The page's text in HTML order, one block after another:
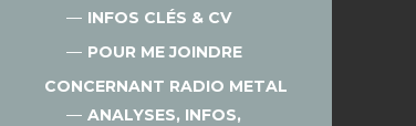
INFOS CLÉS & CV
POUR ME JOINDRE
CONCERNANT RADIO METAL
ANALYSES, INFOS,